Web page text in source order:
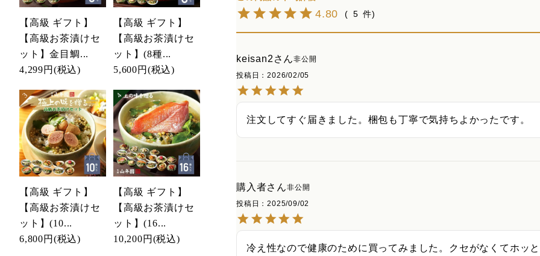
【高級 ギフト】
【高級お茶漬けセ
ット】金目鯛...
4,299円 (税込)
【高級 ギフト】
【高級お茶漬けセ
ット】(8種...
5,600円 (税込)
【高級 ギフト】
【高級お茶漬けセ
ット】(10...
6,800円 (税込)
【高級 ギフト】
【高級お茶漬けセ
ット】(16...
10,200円 (税込)
4.80 5
keisan2
非公開
投稿日
2026/02/05
注文してすぐ届きました。梱包も丁寧で気持ちよかったです。
購入者
非公開
投稿日
2025/09/02
冷え性なので健康のために買ってみました。クセがなくてホッ